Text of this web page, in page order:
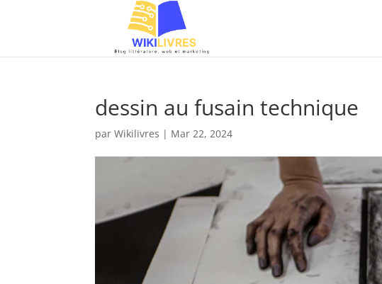
dessin au fusain technique
parWikilivres | Mar 22, 2024